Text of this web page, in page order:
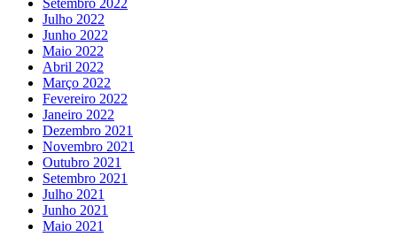
Setembro 2022
Julho 2022
Junho 2022
Maio 2022
Abril 2022
Março 2022
Fevereiro 2022
Janeiro 2022
Dezembro 2021
Novembro 2021
Outubro 2021
Setembro 2021
Julho 2021
Junho 2021
Maio 2021